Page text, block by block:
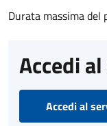
Durata massima
Accedi
Accedi al